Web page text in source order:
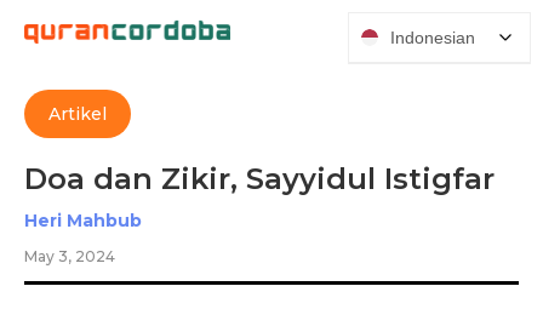
Artikel
Doa dan Zikir, Sayyidul Istigfar
Heri Mahbub
May 3, 2024
Indonesian